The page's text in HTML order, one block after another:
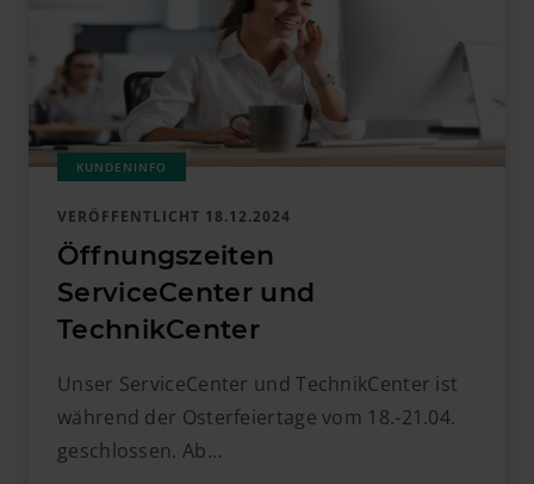
VERÖFFENTLICHT 18.12.2024
Öffnungszeiten
ServiceCenter und
TechnikCenter
Unser ServiceCenter und TechnikCenter ist
während der Osterfeiertage vom 18.-21.04.
geschlossen. Ab…